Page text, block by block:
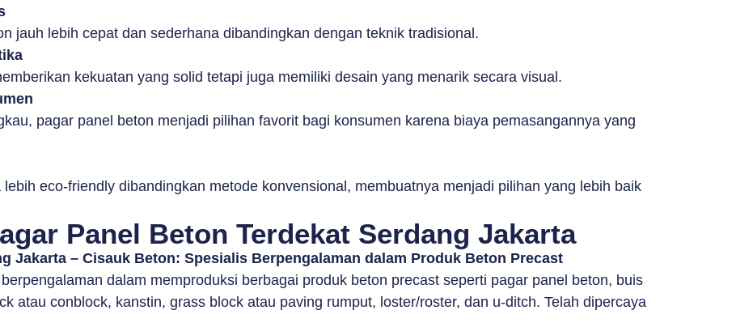
jauh lebih cepat dan sederhana dibandingkan dengan teknik tradisional.
kekuatan yang solid tetapi juga memiliki desain yang menarik secara visual.
pagar panel beton menjadi pilihan favorit bagi konsumen karena biaya pemasangannya yang
eco-friendly dibandingkan metode konvensional, membuatnya menjadi pilihan yang lebih baik
Panel Beton Terdekat Serdang Jakarta
Jakarta – Cisauk Beton: Spesialis Berpengalaman dalam Produk Beton Precast
dalam memproduksi berbagai produk beton precast seperti pagar panel beton, buis
atau conblock, kanstin, grass block atau paving rumput, loster/roster, dan u-ditch. Telah dipercaya